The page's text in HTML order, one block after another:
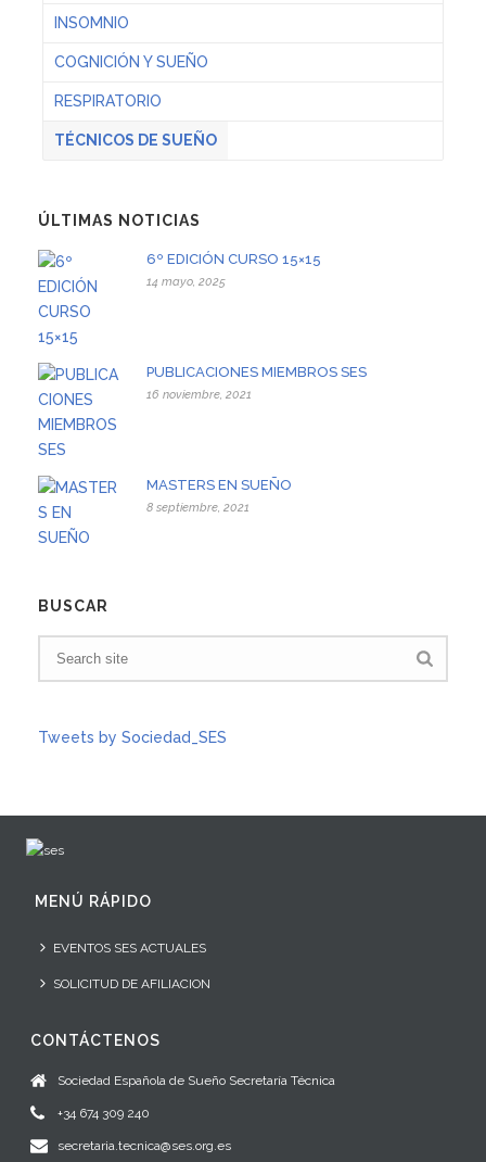
INSOMNIO
COGNICIÓN Y SUEÑO
RESPIRATORIO
TÉCNICOS DE SUEÑO
ÚLTIMAS NOTICIAS
6º EDICIÓN CURSO 15×15
14 mayo, 2025
PUBLICACIONES MIEMBROS SES
16 noviembre, 2021
MASTERS EN SUEÑO
8 septiembre, 2021
BUSCAR
Tweets by Sociedad_SES
MENÚ RÁPIDO
EVENTOS SES ACTUALES
SOLICITUD DE AFILIACION
CONTÁCTENOS
Sociedad Española de Sueño Secretaría Técnica
+34 674 309 240
secretaria.tecnica@ses.org.es